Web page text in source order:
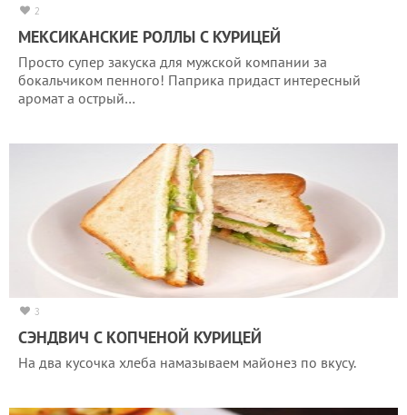
2
МЕКСИКАНСКИЕ РОЛЛЫ С КУРИЦЕЙ
Просто супер закуска для мужской компании за
бокальчиком пенного! Паприка придаст интересный
аромат а острый…
3
СЭНДВИЧ С КОПЧЕНОЙ КУРИЦЕЙ
На два кусочка хлеба намазываем майонез по вкусу.